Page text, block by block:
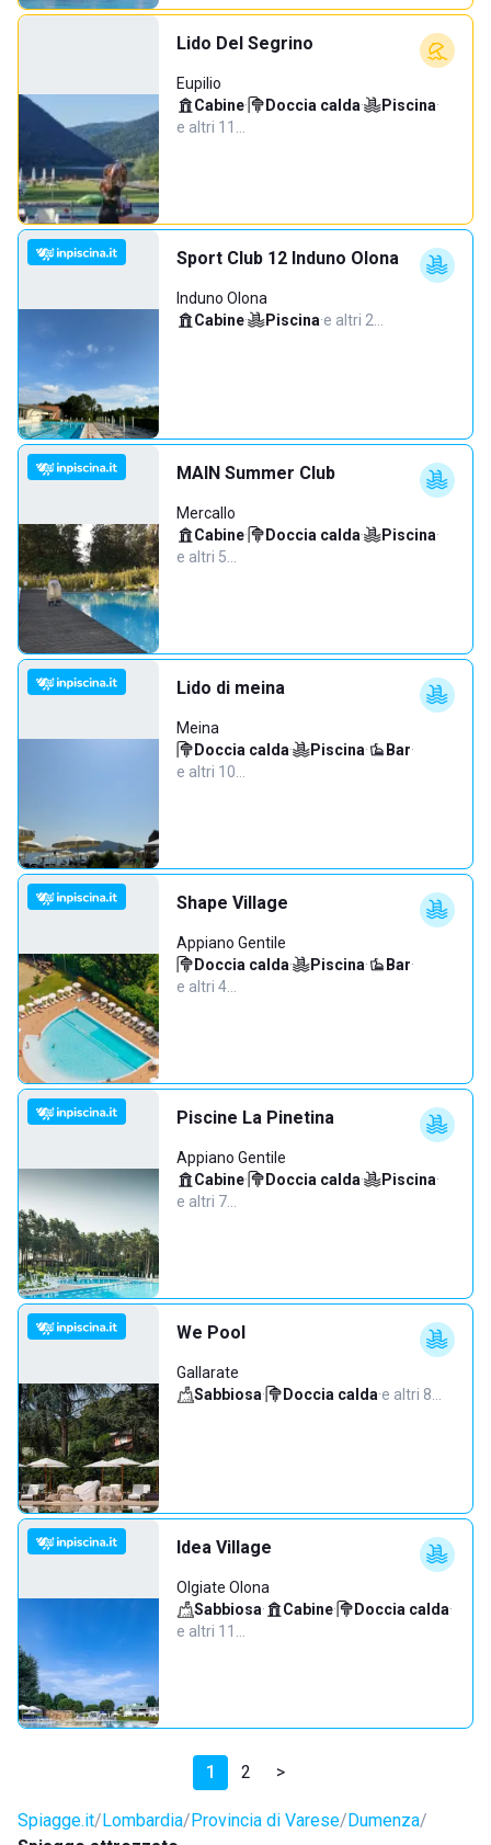
Lido Del Segrino
Eupilio
Cabine· Doccia calda· Piscina·
e altri 11…
Sport Club 12 Induno Olona
Induno Olona
Cabine· Piscina·e altri 2…
MAIN Summer Club
Mercallo
Cabine· Doccia calda· Piscina·
e altri 5…
Lido di meina
Meina
Doccia calda· Piscina· Bar·
e altri 10…
Shape Village
Appiano Gentile
Doccia calda· Piscina· Bar·
e altri 4…
Piscine La Pinetina
Appiano Gentile
Cabine· Doccia calda· Piscina·
e altri 7…
We Pool
Gallarate
Sabbiosa· Doccia calda·e altri 8…
Idea Village
Olgiate Olona
Sabbiosa· Cabine· Doccia calda·
e altri 11…
1 2 >
Spiagge.it Lombardia Provincia di Varese Dumenza